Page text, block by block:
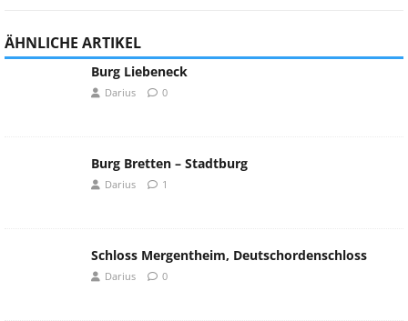
ÄHNLICHE ARTIKEL
Burg Liebeneck
Darius 0
Burg Bretten – Stadtburg
Darius 1
Schloss Mergentheim, Deutschordenschloss
Darius 0